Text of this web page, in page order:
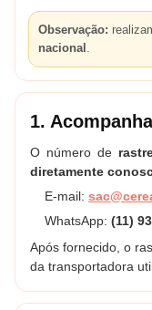
Observação:
nacional .
1.
O número de
diretamente
E-mail:
WhatsApp: (11)
Após fornecido, o
da transportadora